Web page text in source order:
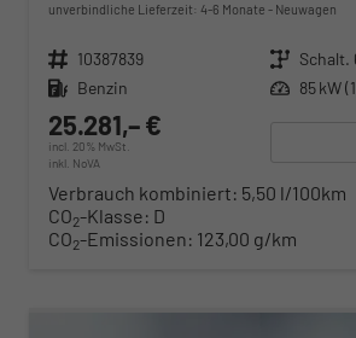
unverbindliche Lieferzeit: 4-6 Monate Neuwagen
Fahrzeugnr. 10387839 Getriebe Schalt.
Kraftstoff Benzin Leistung 85 kW
25.281,– €
incl. 20% MwSt.
inkl. NoVA
Verbrauch kombiniert: 5,50 l/100km
CO2-Klasse: D
CO2-Emissionen: 123,00 g/km